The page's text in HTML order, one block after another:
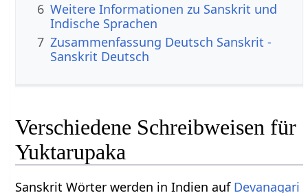
6 Weitere Informationen zu Sanskrit und
Indische Sprachen
7 Zusammenfassung Deutsch Sanskrit -
Sanskrit Deutsch
Verschiedene Schreibweisen für
Yuktarupaka
Sanskrit Wörter werden in Indien auf Devanagari